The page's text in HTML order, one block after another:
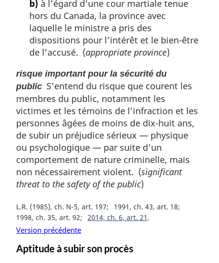
b) à l’égard d’une cour martiale tenue
hors du Canada, la province avec
laquelle le ministre a pris des
dispositions pour l’intérêt et le bien-être
de l’accusé. (appropriate province)
risque important pour la sécurité du
public S’entend du risque que courent les
membres du public, notamment les
victimes et les témoins de l’infraction et les
personnes âgées de moins de dix-huit ans,
de subir un préjudice sérieux — physique
ou psychologique — par suite d’un
comportement de nature criminelle, mais
non nécessairement violent. (significant
threat to the safety of the public)
L.R. (1985), ch. N-5, art. 197
1991, ch. 43, art. 18
1998, ch. 35, art. 92
2014, ch. 6, art. 21
Version précédente
Aptitude à subir son procès